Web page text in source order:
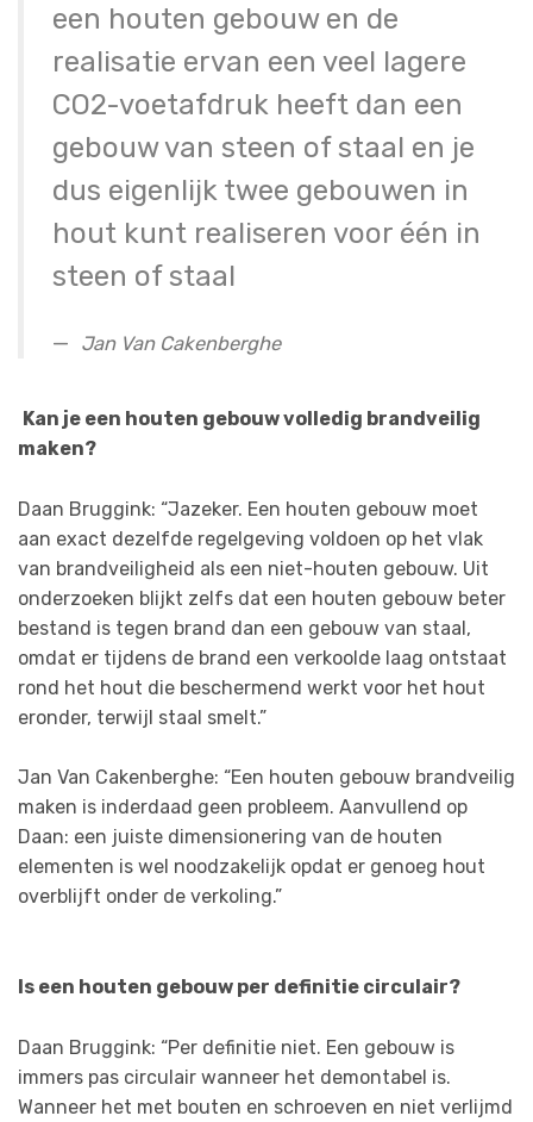
een houten gebouw en de
realisatie ervan een veel lagere
CO2-voetafdruk heeft dan een
gebouw van steen of staal en je
dus eigenlijk twee gebouwen in
hout kunt realiseren voor één in
steen of staal
Jan Van Cakenberghe
Kan je een houten gebouw volledig brandveilig
maken?
Daan Bruggink: “Jazeker. Een houten gebouw moet
aan exact dezelfde regelgeving voldoen op het vlak
van brandveiligheid als een niet-houten gebouw. Uit
onderzoeken blijkt zelfs dat een houten gebouw beter
bestand is tegen brand dan een gebouw van staal,
omdat er tijdens de brand een verkoolde laag ontstaat
rond het hout die beschermend werkt voor het hout
eronder, terwijl staal smelt.”
Jan Van Cakenberghe: “Een houten gebouw brandveilig
maken is inderdaad geen probleem. Aanvullend op
Daan: een juiste dimensionering van de houten
elementen is wel noodzakelijk opdat er genoeg hout
overblijft onder de verkoling.”
Is een houten gebouw per definitie circulair?
Daan Bruggink: “Per definitie niet. Een gebouw is
immers pas circulair wanneer het demontabel is.
Wanneer het met bouten en schroeven en niet verlijmd